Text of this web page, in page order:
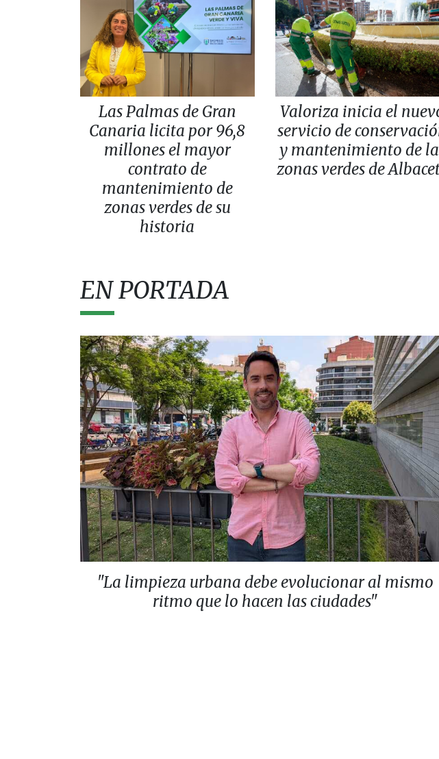
Las Palmas de Gran
Canaria licita por 96,8
millones el mayor
contrato de
mantenimiento de
zonas verdes de su
historia
Valoriza inicia el
servicio de
y mantenimiento de
zonas verdes de
EN PORTADA
"La limpieza urbana debe evolucionar al mismo
ritmo que lo hacen las ciudades"